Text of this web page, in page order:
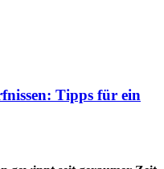
Tipps für ein